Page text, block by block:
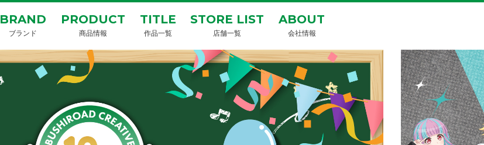
BRAND
ブランド
PRODUCT
商品情報
TITLE
作品一覧
STORE LIST
店舗一覧
ABOUT
会社情報